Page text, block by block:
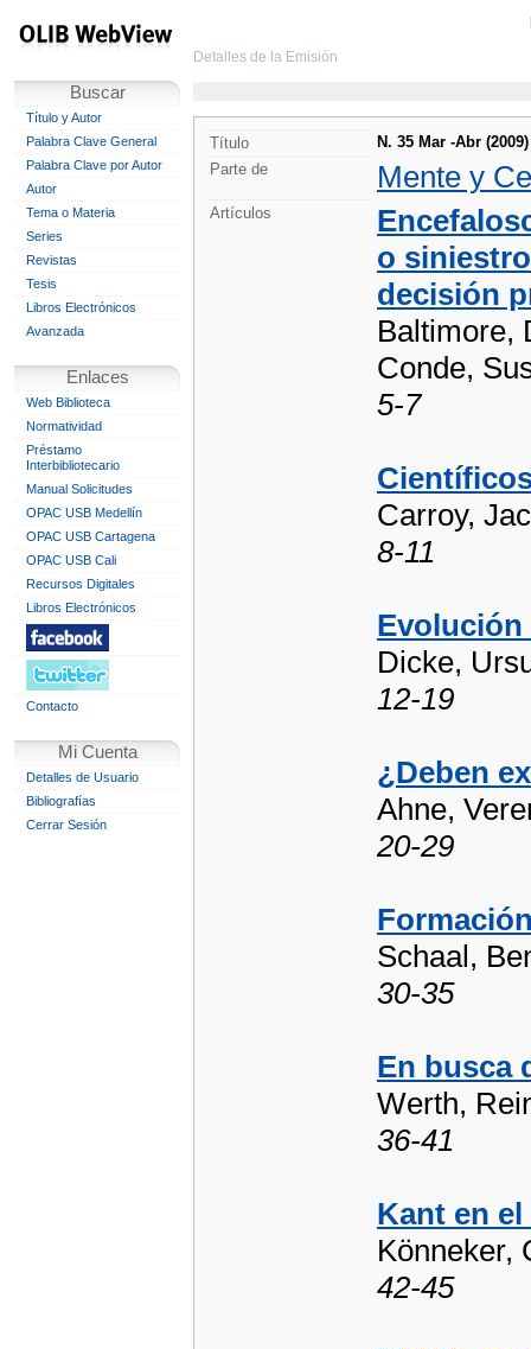
Buscar
Título y Autor
Palabra Clave General
Palabra Clave por Autor
Autor
Tema o Materia
Series
Revistas
Tesis
Libros Electrónicos
Avanzada
Enlaces
Web Biblioteca
Normatividad
Préstamo
Interbibliotecario
Manual Solicitudes
OPAC USB Medellín
OPAC USB Cartagena
OPAC USB Cali
Recursos Digitales
Libros Electrónicos
Contacto
Mi Cuenta
Detalles de Usuario
Bibliografías
Cerrar Sesión
Detalles de la Emisión
Título
N. 35 Mar -Abr (2009)
Parte de
Mente y
Artículos
o
decisión
Baltimore,
Conde,
5-7
Carroy,
8-11
Evolución
Dicke,
12-19
¿Deben
Ahne,
20-29
Schaal,
30-35
En busca
Werth,
36-41
Kant en
Könneker,
42-45